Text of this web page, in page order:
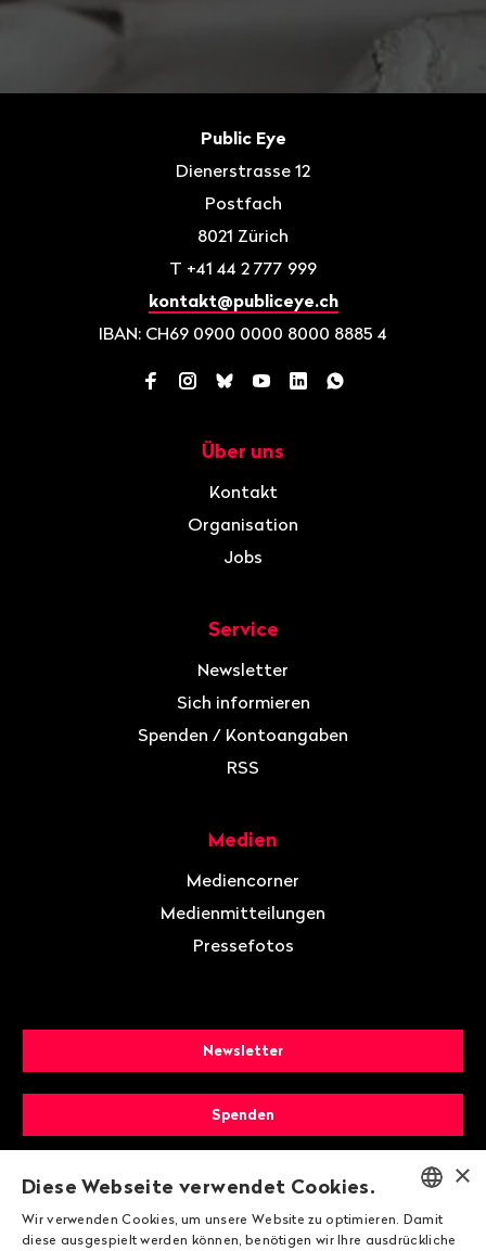
Public Eye
Dienerstrasse 12
Postfach
8021 Zürich
T +41 44 2 777 999
kontakt@publiceye.ch
IBAN: CH69 0900 0000 8000 8885 4
Facebook
Instagram
BlueskyYouTube
LinkedInWhatsApp
Über uns
Kontakt
Organisation
Jobs
Service
Newsletter
Sich informieren
Spenden / Kontoangaben
RSS
Medien
Mediencorner
Medienmitteilungen
Pressefotos
Newsletter
Spenden
Mitglied werden
ENGLISH
×
Diese Webseite verwendet Cookies.
Wir verwenden Cookies, um unsere Website zu optimieren. Damit
diese ausgespielt werden können, benötigen wir Ihre ausdrückliche